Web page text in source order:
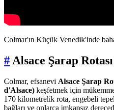
Colmar'ın Küçük Venedik'inde
#Alsace Şarap
Colmar, efsanevi Alsace Şarap
d'Alsace) keşfetmek için
170 kilometrelik rota, engebeli
bağları ve onlarca imkansız